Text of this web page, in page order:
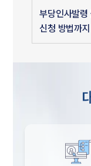
부당인사발
신청 방법까